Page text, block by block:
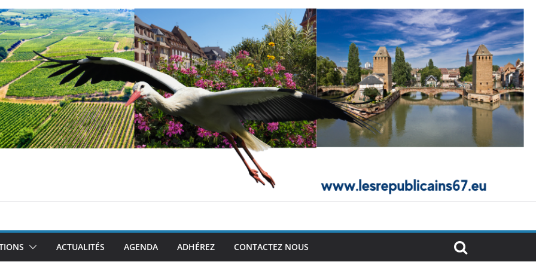
ACTUALITÉS AGENDA ADHÉREZ CONTACTEZ NOUS